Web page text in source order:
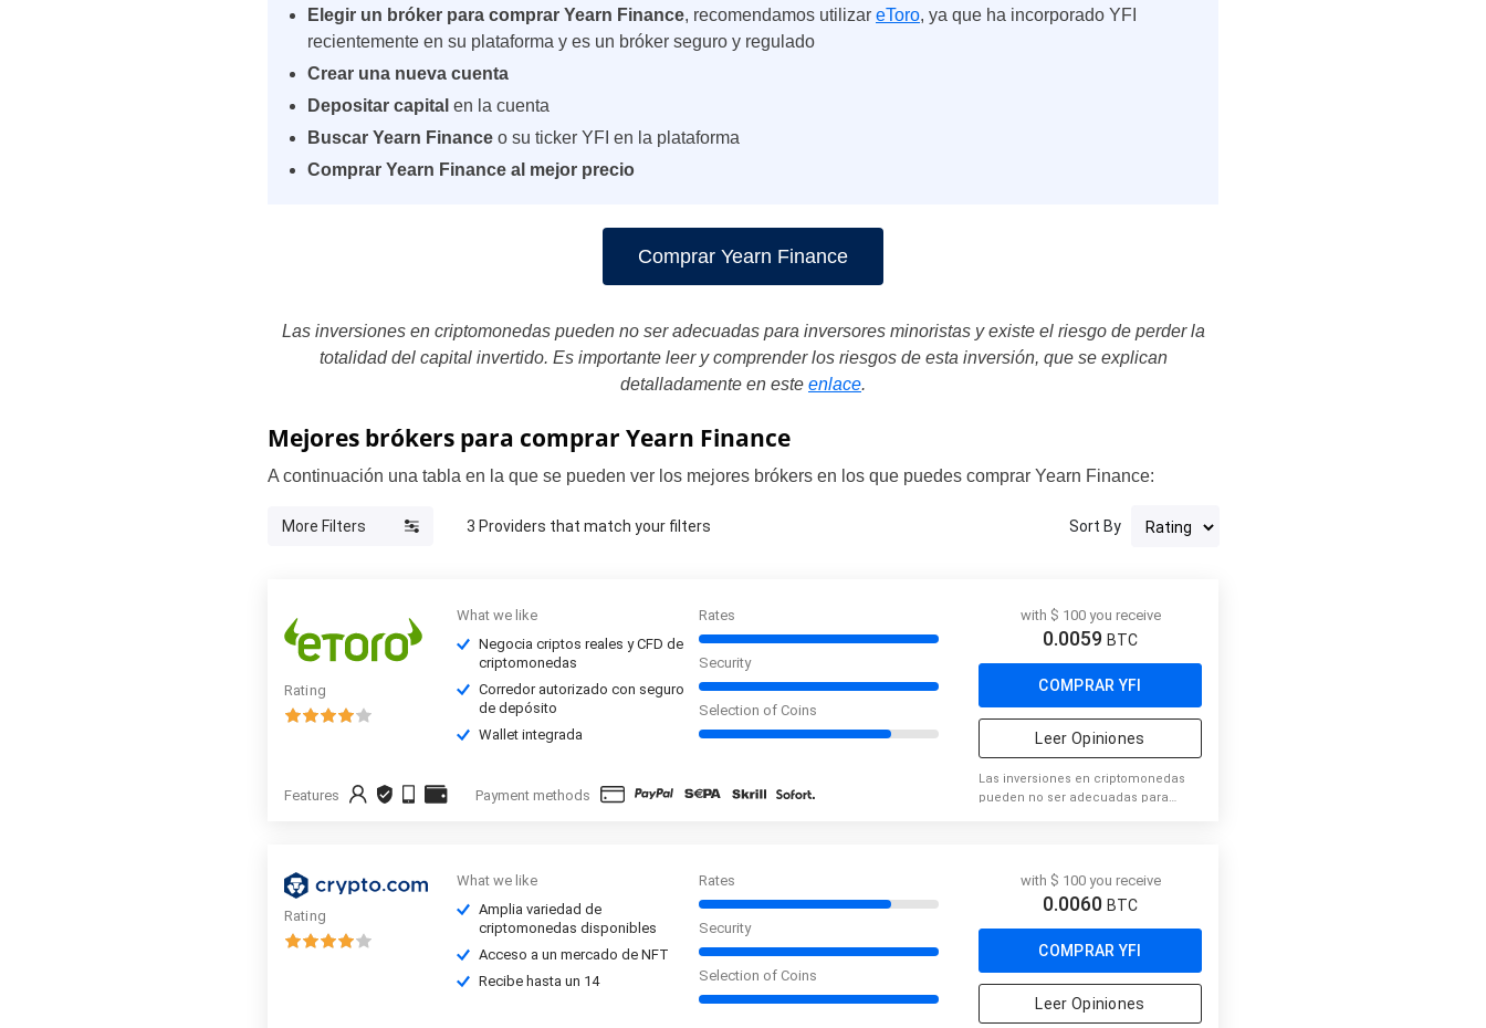
Elegir un bróker para comprar Yearn Finance, recomendamos utilizar eToro, ya que ha incorporado YFI
recientemente en su plataforma y es un bróker seguro y regulado
Crear una nueva cuenta
Depositar capital en la cuenta
Buscar Yearn Finance o su ticker YFI en la plataforma
Comprar Yearn Finance al mejor precio
Comprar Yearn Finance
Las inversiones en criptomonedas pueden no ser adecuadas para inversores minoristas y existe el riesgo de perder la
totalidad del capital invertido. Es importante leer y comprender los riesgos de esta inversión, que se explican
detalladamente en este enlace.
Mejores brókers para comprar Yearn Finance
A continuación una tabla en la que se pueden ver los mejores brókers en los que puedes comprar Yearn Finance:
More Filters Sort By
3 Providers that match your filters
Rating
What we like
Negocia criptos reales y CFD de
criptomonedas
Corredor autorizado con seguro
de depósito
Wallet integrada
Rates
Security
Selection of Coins
Features Payment methods
with $ 100 you receive
0.0059 BTC
COMPRAR YFI
Leer Opiniones
Las inversiones en criptomonedas
pueden no ser adecuadas para
comprender los riesgos de esta
Rating
What we like
Amplia variedad de
criptomonedas disponibles
Acceso a un mercado de NFT
Recibe hasta un 14
Rates
Security
Selection of Coins
with $ 100 you receive
0.0060 BTC
COMPRAR YFI
Leer Opiniones